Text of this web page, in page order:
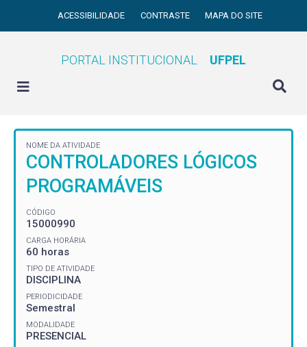
ACESSIBILIDADE CONTRASTE MAPA DO SITE
PORTAL INSTITUCIONAL UFPEL
NOME DA ATIVIDADE
CONTROLADORES LÓGICOS
PROGRAMÁVEIS
CÓDIGO
15000990
CARGA HORÁRIA
60 horas
TIPO DE ATIVIDADE
DISCIPLINA
PERIODICIDADE
Semestral
MODALIDADE
PRESENCIAL